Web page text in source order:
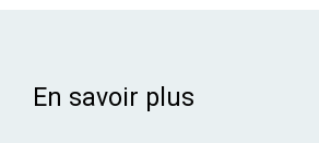
En savoir plus